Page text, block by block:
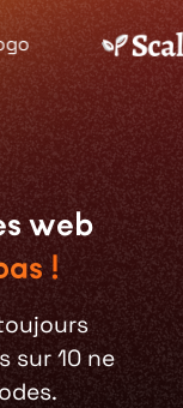
web
!
sur 10 ne